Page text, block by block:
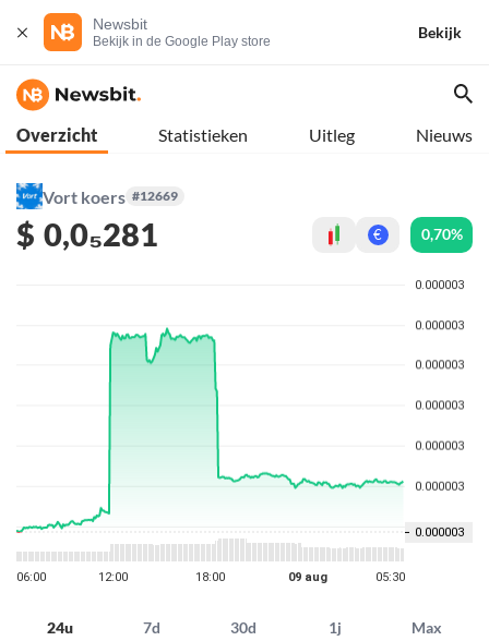
Newsbit
Bekijk in de Google Play store
Bekijk
Overzicht Statistieken Uitleg Nieuws
Vort koers #12669
$ 0,0₅281 € 0,70%
24u 7d 30d 1j Max